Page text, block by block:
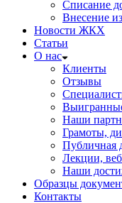
Списание
Внесение
Новости ЖКХ
Статьи
О нас
Клиенты
Отзывы
Наши
Грамоты,
Публичная
Лекции,
Наши
Образцы
Контакты